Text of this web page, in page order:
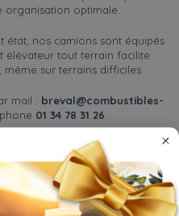
organisation optimale.
état, nos camions sont équipés
élévateur tout terrain facilite
sur terrains difficiles.
mail : breval@combustibles-
01 34 78 31 26.
91:
livraison